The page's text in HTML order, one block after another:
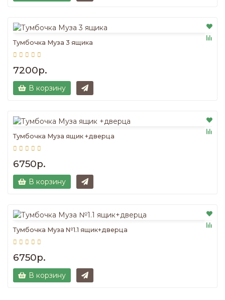
Тумбочка Муза 3 ящика
7200р.
В корзину
Тумбочка Муза ящик +дверца
6750р.
В корзину
Тумбочка Муза №1.1 ящик+дверца
6750р.
В корзину